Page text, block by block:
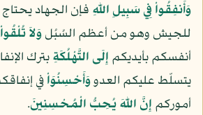
وَأَنفِقُواْ فِي سَبِيلِ اللّهِ فإن الجهاد يحتاج
للجيش وهو من أعظم السُبُلوَلاَ
أنفسكم بأيديكم إِلَى التَّهْلُكَةِبترك
يتسلّط عليكم العدووَأَحْسِنُوَاْفي
أموركم إِنَّ اللّهَ يُحِبُّ الْمُحْسِنِينَ.